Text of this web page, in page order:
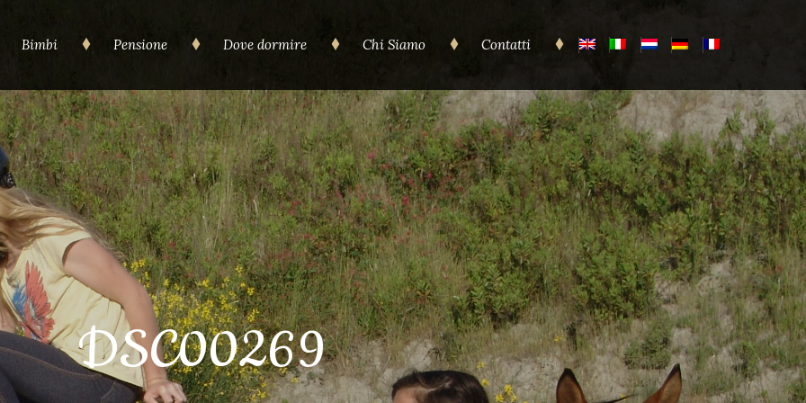
Bimbi Pensione Dove dormire Chi Siamo Contatti
DSC00269